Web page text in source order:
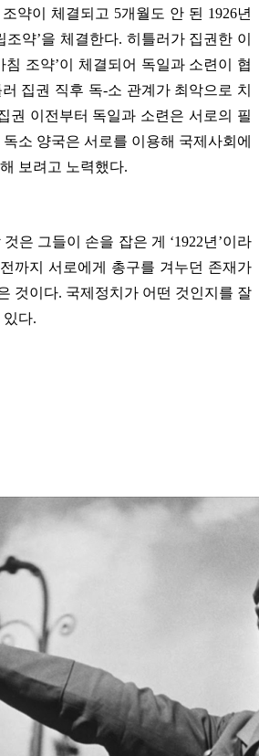
약이 체결되고 5개월도 안 된 1926년
조약’을 체결한다. 히틀러가 집권한 이
침 조약’이 체결되어 독일과 소련이 협
집권 직후 독-소 관계가 최악으로 치
권 이전부터 독일과 소련은 서로의 필
소 양국은 서로를 이용해 국제사회에
보려고 노력했다.
은 그들이 손을 잡은 게 ‘1922년’이라
까지 서로에게 총구를 겨누던 존재가
것이다. 국제정치가 어떤 것인지를 잘
있다.